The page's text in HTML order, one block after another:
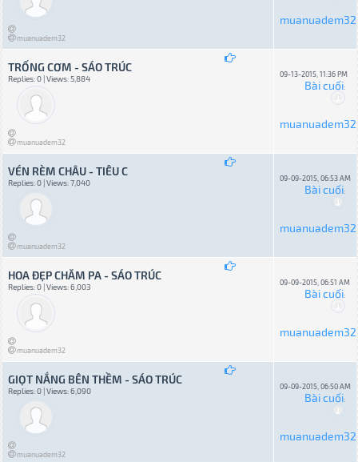
muanuadem32
muanuadem32
TRỐNG CƠM - SÁO TRÚC
Replies: 0 | Views: 5,884
muanuadem32
09-13-2015, 11:36 PM
Bài cuối:
muanuadem32
VÉN RÈM CHÂU - TIÊU C
Replies: 0 | Views: 7,040
muanuadem32
09-09-2015, 06:53 AM
Bài cuối:
muanuadem32
HOA ĐẸP CHĂM PA - SÁO TRÚC
Replies: 0 | Views: 6,003
muanuadem32
09-09-2015, 06:51 AM
Bài cuối:
muanuadem32
GIỌT NẮNG BÊN THỀM - SÁO TRÚC
Replies: 0 | Views: 6,090
muanuadem32
09-09-2015, 06:50 AM
Bài cuối:
muanuadem32